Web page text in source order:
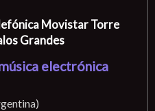
Movistar Torre
Grandes
electrónica